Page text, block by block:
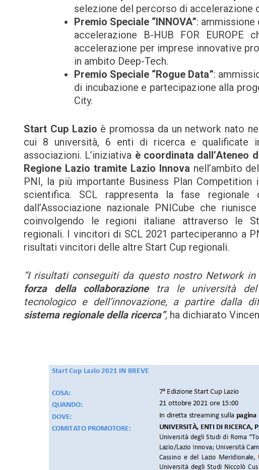
selezione del percorso di accelerazione
Premio Speciale “INNOVA”:
accelerazione B-HUB FOR
accelerazione per imprese innovative
in ambito Deep-Tech.
Premio Speciale “Rogue Data”:
di incubazione e partecipazione alla
City.
Start Cup Lazio è promossa da un network nato
cui 8 università, 6 enti di ricerca e qualificate
associazioni. L’iniziativa è coordinata dall’Ateneo
Regione Lazio tramite Lazio Innova nell’ambito
PNI, la più importante Business Plan
scientifica. SCL rappresenta la fase regionale
dall’Associazione nazionale PNICube che
coinvolgendo le regioni italiane attraverso le
regionali. I vincitori di SCL 2021 parteciperanno a
risultati vincitori delle altre Start Cup regionali.
“I risultati conseguiti da questo nostro Network
forza della collaborazionetra le università del
tecnologico e dell’innovazione, a partire dalla
sistema regionale della ricerca”, ha dichiarato